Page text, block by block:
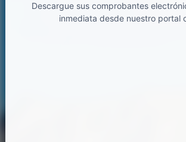
Descargue sus comprobantes
inmediata desde nuestro portal